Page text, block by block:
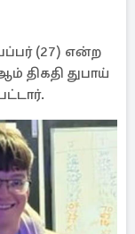
(27) என்ற
திகதி துபாய்